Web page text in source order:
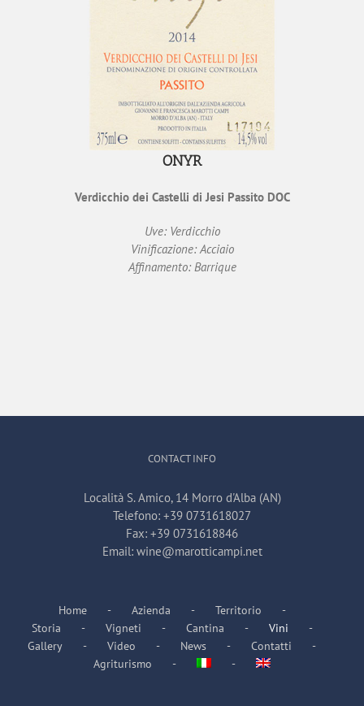
ONYR
Verdicchio dei Castelli di Jesi Passito DOC
Uve: Verdicchio
Vinificazione: Acciaio
Affinamento: Barrique
CONTACT INFO
Località S. Amico, 14 Morro d'Alba (AN)
Telefono: +39 0731618027
Fax: +39 0731618846
Email: wine@marotticampi.net
Home Azienda
Territorio
Storia
Vigneti Cantina
Vini
Gallery
Video News
Contatti
Agriturismo